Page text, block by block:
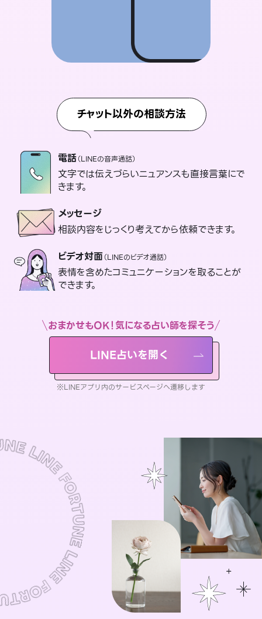
チャット以外の相談方法
電話（LINEの音声通話）
文字では伝えづらいニュアンスも直接言葉にで
きます。
メッセージ
相談内容をじっくり考えてから依頼できます。
ビデオ対面（LINEのビデオ通話）
表情を含めたコミュニケーションを取ることが
できます。
おまかせもOK！気になる占い師を探そう
LINE占いを開く
※LINEアプリ内のサービスページへ遷移します